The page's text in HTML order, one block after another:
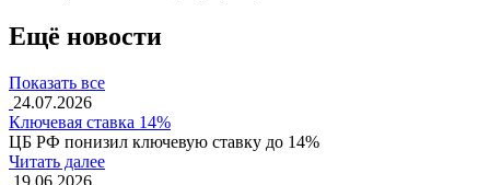
Ещё новости
Показать все
24.07.2026
Ключевая ставка 14%
ЦБ РФ понизил ключевую ставку до 14%
Читать далее
19.06.2026